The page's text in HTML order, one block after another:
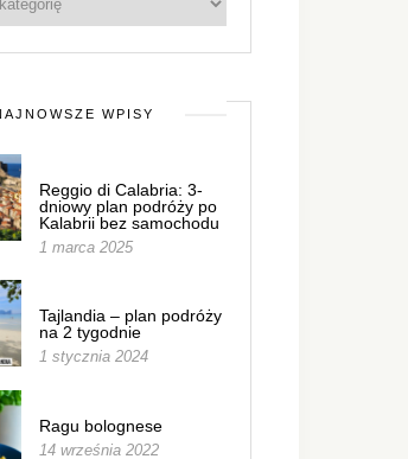
WPISY
Reggio di Calabria: 3-
dniowy plan podróży po
Kalabrii bez samochodu
1 marca 2025
Tajlandia – plan podróży
na 2 tygodnie
1 stycznia 2024
Ragu bolognese
14 września 2022